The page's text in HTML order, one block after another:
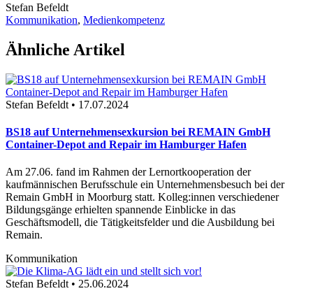
Stefan Befeldt
Kommunikation, Medienkompetenz
Ähnliche Artikel
Stefan Befeldt • 17.07.2024
BS18 auf Unternehmensexkursion bei REMAIN GmbH
Container-Depot and Repair im Hamburger Hafen
Am 27.06. fand im Rahmen der Lernortkooperation der
kaufmännischen Berufsschule ein Unternehmensbesuch bei der
Remain GmbH in Moorburg statt. Kolleg:innen verschiedener
Bildungsgänge erhielten spannende Einblicke in das
Geschäftsmodell, die Tätigkeitsfelder und die Ausbildung bei
Remain.
Kommunikation
Stefan Befeldt • 25.06.2024